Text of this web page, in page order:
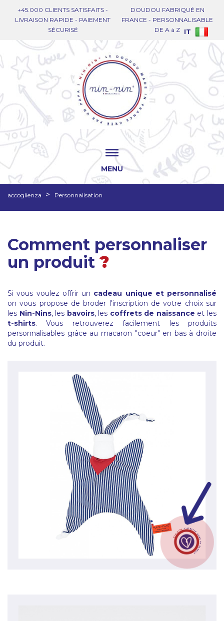
+45.000 CLIENTS SATISFAITS -
LIVRAISON RAPIDE - PAIEMENT
SÉCURISÉ
DOUDOU FABRIQUÉ EN
FRANCE - PERSONNALISABLE
DE A à Z IT
MENU
accoglienza Personnalisation
Comment personnaliser
un produit ?
Si vous voulez offrir un cadeau unique et personnalisé
on vous propose de broder l'inscription de votre choix sur
les Nin-Nins, les bavoirs, les coffrets de naissance et les
t-shirts. Vous retrouverez facilement les produits
personnalisables grâce au macaron "coeur" en bas à droite
du produit.